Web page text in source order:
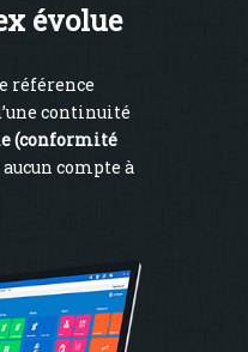
évolue
référence
continuité
(conformité
compte à